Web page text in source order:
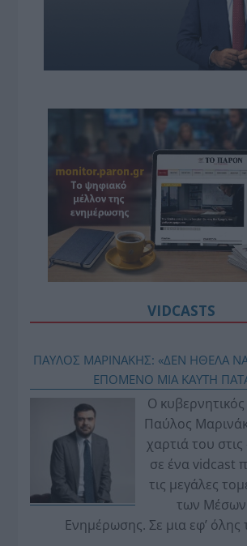
VIDCASTS
ΠΑΥΛΟΣ ΜΑΡΙΝΑΚΗΣ: «ΔΕΝ ΗΘΕΛΑ
ΕΠΟΜΕΝΟ ΜΙΑ ΚΑΥΤΗ
Ο
Παύλος
χαρτιά του
σε ένα vidcast
τις μεγάλες
των Μέσων
Ενημέρωσης. Σε μια εφ’ όλης